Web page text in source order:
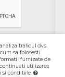
traficul dvs.
sa folosesti
furnizate de
utilizarea
si conditiile.